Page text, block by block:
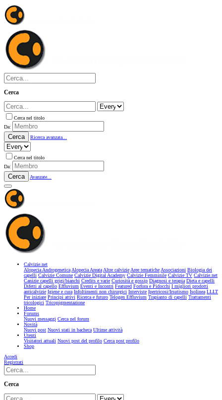
Cerca
Cerca nel titolo
Da:
Cerca Ricerca avanzata...
Cerca nel titolo
Da:
Cerca Avanzate...
Calvizie.net
Alopecia AndrogeneticaAlopecia AreataAltre calvizieAree tematicheAssociazioni Biologia dei
capelli Calvizie Comune Calvizie Digital Academy Calvizie Femminile Calvizie TV Calvizie.net
Canizie capelli grigi/bianchi Credits e varie Curiosità e gossip Diagnosi e terapia Dieta e capelli
Difetti al capello Effluvium Eventi e Incontri Featured Forfora e Pidocchi I migliori prodotti
anticalvizie Igiene e cura Infoltimenti non chirurgici Interviste Ipertricosi/Irsutismo Isolinea LLLT
Per iniziare Principi attivi Ricerca e futuro Telogen Effluvium Trapianto di capelli Trattamenti
tricologici Tricopigmentazione
Home
Forums
Nuovi messaggi Cerca nel forum
Novità
Nuovi post Nuovi stati in bacheca Ultime attività
Utenti
Visitatori attuali Nuovi post del profilo Cerca post profilo
Shop
Accedi
Registrati
Cerca